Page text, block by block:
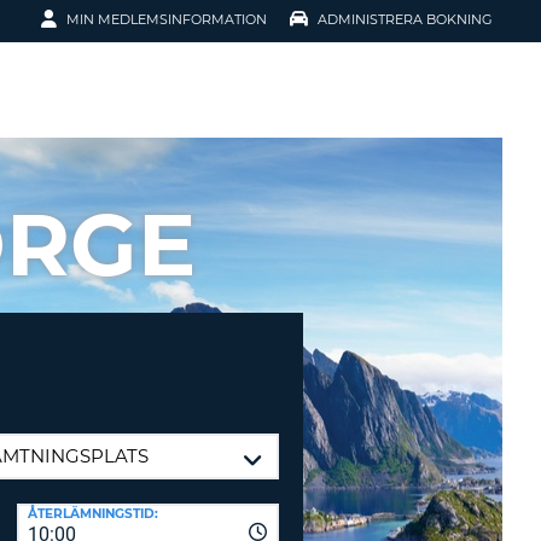
MIN MEDLEMSINFORMATION
SMIDIGARE
ADMINISTRERA BOKNING
10:00
ÅTERLÄMNINGSTID: